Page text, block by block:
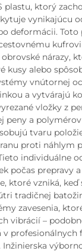
plastu, ktorý
vynikajúcu
deformácii. Toto
nárazy,
kusy alebo
vnútornej
a vytvárajú
vložky z
peny a
tvaru
proti náhlym
individuálne
počas prepravy
ktoré vzniká,
tradičnej
zavesenia,
vibrácií –
profesionálnych